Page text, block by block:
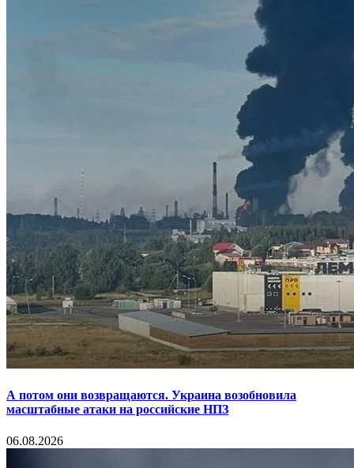
А потом они возвращаются. Украина возобновила
масштабные атаки на российские НПЗ
06.08.2026